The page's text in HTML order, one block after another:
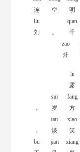
连
空
明
liu
刘
。
qian
千
zao
灶
lu
露
，
sui
岁
fang
方
，
tan
谈
xiao
笑
bu
jian
xiang